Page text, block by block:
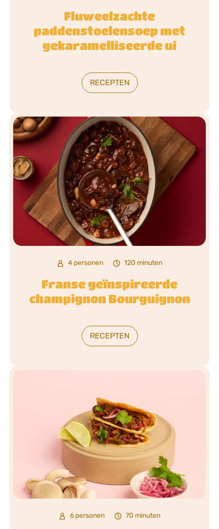
Fluweelzachte
paddenstoelensoep met
gekaramelliseerde ui
RECEPTEN
4 personen 120 minuten
Franse geïnspireerde
champignon Bourguignon
RECEPTEN
6 personen 70 minuten